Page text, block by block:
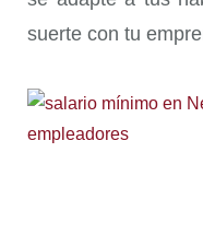
suerte con tu